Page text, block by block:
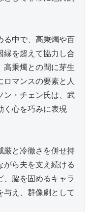
る中で、高秉燭や百
縁を超えて協力し合
高秉燭との間に芽生
ロマンスの要素と人
ン・チェン氏は、武
く心を巧みに表現
厳と冷徹さを併せ持
がら夫を支え続ける
、脇を固めるキャラ
与え、群像劇として